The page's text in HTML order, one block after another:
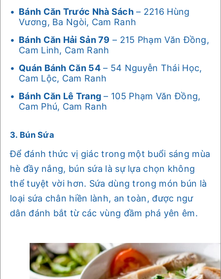
Bánh Căn Trước Nhà Sách– 2216 Hùng
Vương, Ba Ngòi, Cam Ranh
Bánh Căn Hải Sản 79 – 215 Phạm Văn Đồng,
Cam Linh, Cam Ranh
Quán Bánh Căn 54– 54 Nguyễn Thái Học,
Cam Lộc, Cam Ranh
Bánh Căn Lê Trang – 105 Phạm Văn Đồng,
Cam Phú, Cam Ranh
3. Bún Sứa
Để đánh thức vị giác trong một buổi sáng mùa
hè đầy nắng, bún sứa là sự lựa chọn không
thể tuyệt vời hơn. Sứa dùng trong món bún là
loại sứa chân hiền lành, an toàn, được ngư
dân đánh bắt từ các vùng đầm phá yên êm.